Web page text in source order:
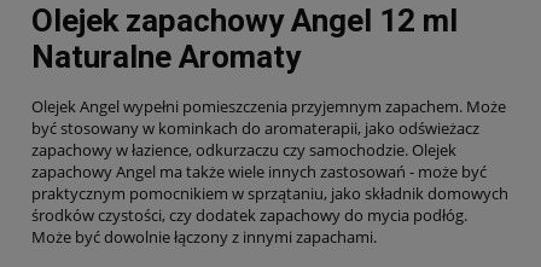
Olejek zapachowy Angel 12 ml
Naturalne Aromaty
Olejek Angel wypełni pomieszczenia przyjemnym zapachem. Może
być stosowany w kominkach do aromaterapii, jako odświeżacz
zapachowy w łazience, odkurzaczu czy samochodzie. Olejek
zapachowy Angel ma także wiele innych zastosowań - może być
praktycznym pomocnikiem w sprzątaniu, jako składnik domowych
środków czystości, czy dodatek zapachowy do mycia podłóg.
Może być dowolnie łączony z innymi zapachami.